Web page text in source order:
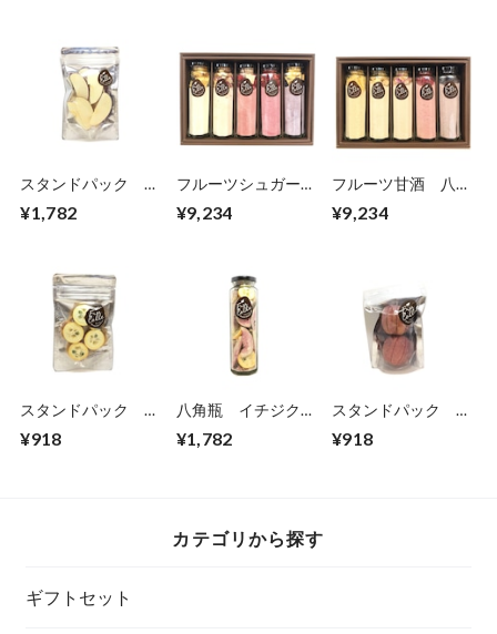
スタンドパック
¥1,782
フルーツシュガー
¥9,234
フルーツ甘酒 八角
¥9,234
スタンドパック ミ
¥918
八角瓶 イチジク/
¥1,782
スタンドパック ミ
¥918
カテゴリから探す
ギフトセット